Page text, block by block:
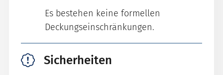
Es bestehen keine formellen
Deckungseinschränkungen.
Sicherheiten